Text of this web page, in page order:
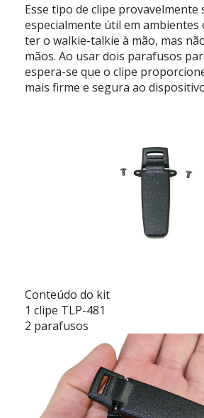
Esse tipo de clipe provavelmente
especialmente útil em ambientes
ter o walkie-talkie à mão, mas
mãos. Ao usar dois parafusos
espera-se que o clipe
mais firme e segura ao
Conteúdo do kit
1 clipe TLP-481
2 parafusos